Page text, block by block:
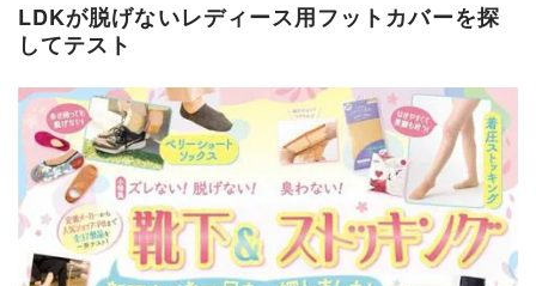
LDKが脱げないレディース用フットカバーを探
してテスト